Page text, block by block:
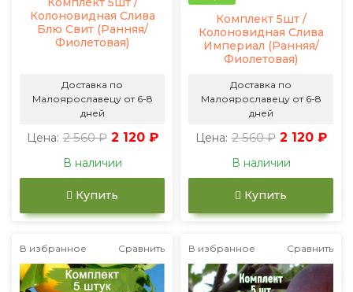
Колоновидная Слива
Блю Свит (Ранняя/
Фиолетовая)
Доставка по
Малоярославецу от 6-8
дней
Цена: 2 560 ₽ 2 120 ₽
В наличии
Купить
Комплект 5шт /
Колоновидная Слива
Империал (Ранняя/
Фиолетовая)
Доставка по
Малоярославецу от 6-8
дней
Цена: 2 560 ₽ 2 120 ₽
В наличии
Купить
В избранное Сравнить В избранное Сравнить